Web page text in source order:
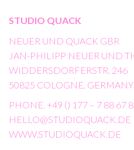
STUDIO QUACK
NEUER UND QUACK GBR
JAN-PHILIPP NEUER UND
WIDDERSDORFERSTR. 246
50825 COLOGNE, GERMANY
PHONE. +49 () 177 – 7 88 67
HELLO@STUDIOQUACK.DE
WWW.STUDIOQUACK.DE